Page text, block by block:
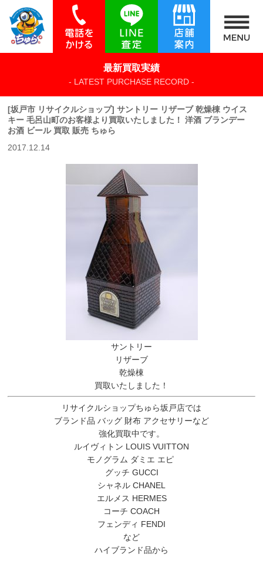
最新買取実績
- LATEST PURCHASE RECORD -
[坂戸市 リサイクルショップ] サントリー リザーブ 乾燥棟 ウイス
キー 毛呂山町のお客様より買取いたしました！ 洋酒 ブランデー
お酒 ビール 買取 販売 ちゅら
2017.12.14
サントリー
リザーブ
乾燥棟
買取いたしました！
リサイクルショップちゅら坂戸店では
ブランド品 バッグ 財布 アクセサリーなど
強化買取中です。
ルイヴィトン LOUIS VUITTON
モノグラム ダミエ エピ
グッチ GUCCI
シャネル CHANEL
エルメス HERMES
コーチ COACH
フェンディ FENDI
など
ハイブランド品から